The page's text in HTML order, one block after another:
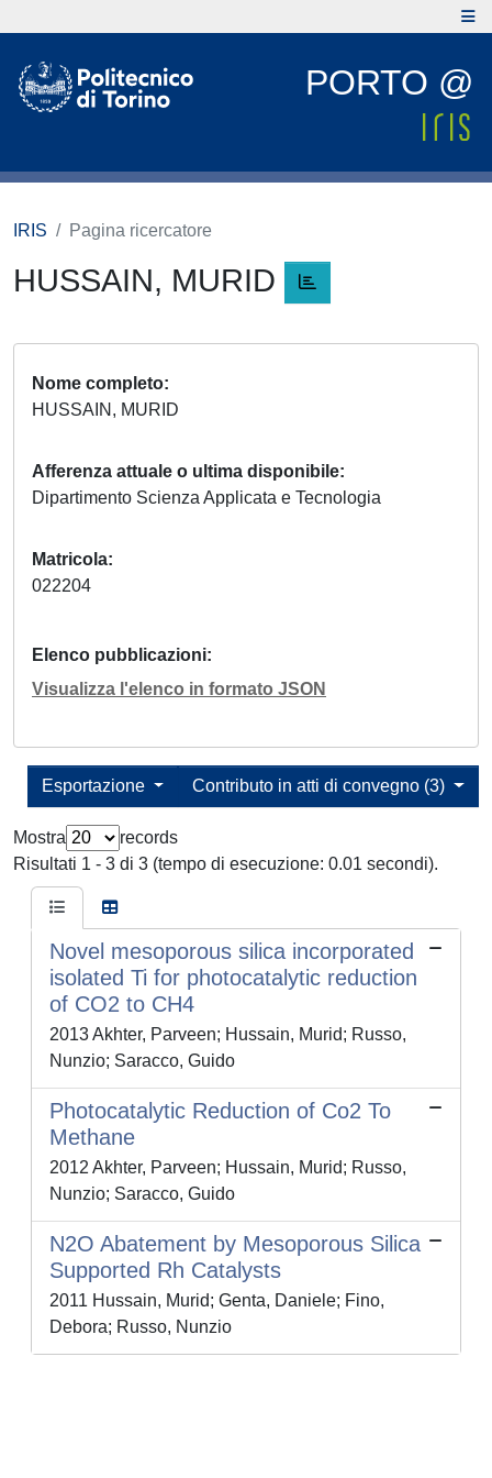
PORTO @
IRIS Pagina ricercatore
HUSSAIN, MURID
Nome completo
HUSSAIN, MURID
Afferenza attuale o ultima disponibile
Dipartimento Scienza Applicata e Tecnologia
Matricola
022204
Elenco pubblicazioni
Visualizza l'elenco in formato JSON
Contributo in atti di convegno (3)
Esportazione
Mostra
records
Risultati 1 - 3 di 3 (tempo di esecuzione: 0.01 secondi).
Novel mesoporous silica incorporated
isolated Ti for photocatalytic reduction
of CO2 to CH4
2013 Akhter, Parveen; Hussain, Murid; Russo,
Nunzio; Saracco, Guido
Photocatalytic Reduction of Co2 To
Methane
2012 Akhter, Parveen; Hussain, Murid; Russo,
Nunzio; Saracco, Guido
N2O Abatement by Mesoporous Silica
Supported Rh Catalysts
2011 Hussain, Murid; Genta, Daniele; Fino,
Debora; Russo, Nunzio